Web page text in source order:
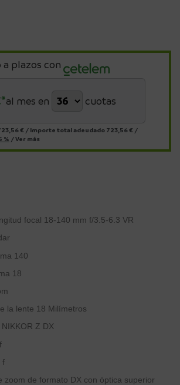
a plazos con
al mes en cuotas
€ / Importe total adeudado 723,56 € /
% /Ver más
focal 18-140 mm f/3.5-6.3 VR
140
18
la lente 18 Milímetros
NIKKOR Z DX
f
zoom de formato DX con óptica superior